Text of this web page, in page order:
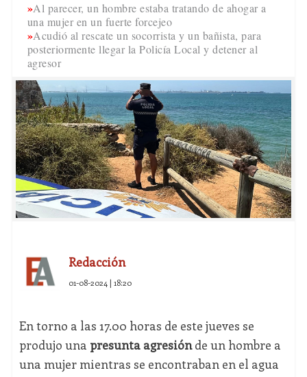
Al parecer, un hombre estaba tratando de ahogar a
una mujer en un fuerte forcejeo
Acudió al rescate un socorrista y un bañista, para
posteriormente llegar la Policía Local y detener al
agresor
Redacción
01-08-2024 | 18:20
En torno a las 17.00 horas de este jueves se
produjo una presunta agresiónde un hombre a
una mujer mientras se encontraban en el agua